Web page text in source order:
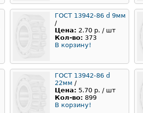
ГОСТ 13942-86 d 9мм
/
Цена: 2.70 р. / шт
Кол-во: 373
В корзину!
ГОСТ 13942-86 d
22мм /
Цена: 5.70 р. / шт
Кол-во: 899
В корзину!